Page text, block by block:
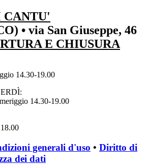
CANTU'
• via San Giuseppe, 46
E CHIUSURA
14.30-19.00
14.30-19.00
generali d'uso • Diritto di
dei dati